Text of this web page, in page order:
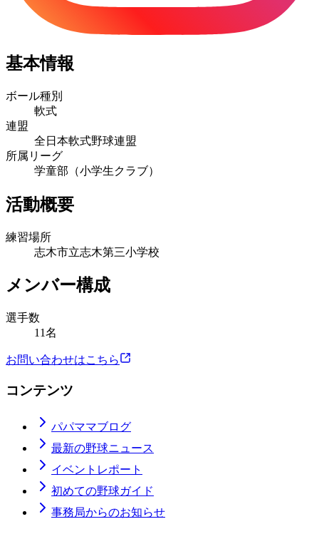
基本情報
ボール種別
軟式
連盟
全日本軟式野球連盟
所属リーグ
学童部（小学生クラブ）
活動概要
練習場所
志木市立志木第三小学校
メンバー構成
選手数
11名
お問い合わせはこちら
コンテンツ
パパママブログ
最新の野球ニュース
イベントレポート
初めての野球ガイド
事務局からのお知らせ